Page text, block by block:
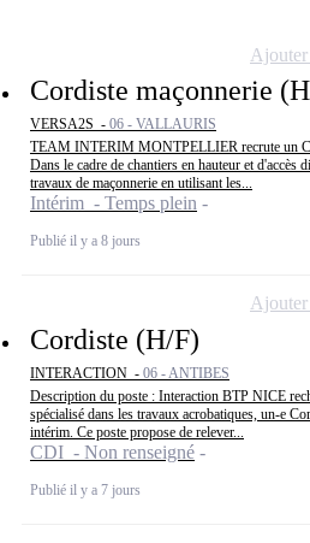
Cordiste maçonnerie
VERSA2S - 06 - VALLAURIS
TEAM INTERIM MONTPELLIER recrute un
Dans le cadre de chantiers en hauteur et
travaux de maçonnerie en utilisant les...
Intérim - Temps plein
Publié il y a 8 jours
Cordiste (H/F)
INTERACTION - 06 - ANTIBES
Description du poste : Interaction BTP NICE
spécialisé dans les travaux acrobatiques, un-e
intérim. Ce poste propose de relever...
CDI - Non renseigné
Publié il y a 7 jours
Ajouter